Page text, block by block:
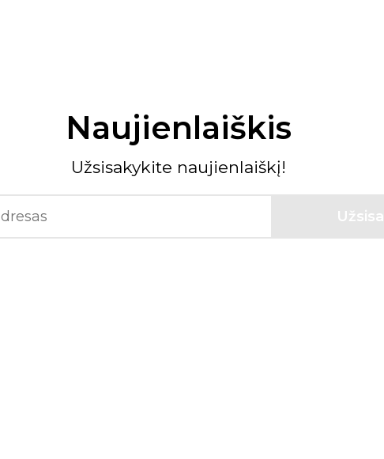
Naujienlaiškis
Užsisakykite naujienlaiškį!